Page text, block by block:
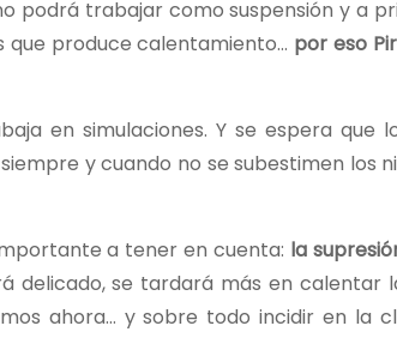
podrá trabajar como suspensión y a
que produce calentamiento… por eso
en simulaciones. Y se espera
y cuando no se subestimen
a tener en cuenta: la
delicado, se tardará más en
ahora… y sobre todo incidir en la